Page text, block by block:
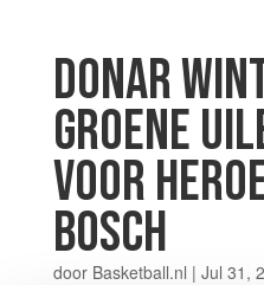
DONAR
GROENE
VOOR
BOSCH
door Basketball.nl | Jul 31,